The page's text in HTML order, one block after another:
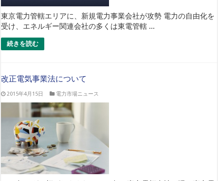
東京電力管轄エリアに、新規電力事業会社が攻勢 電力の自由化を
受け、エネルギー関連会社の多くは東電管轄 ...
続きを読む
改正電気事業法について
2015年4月15日 電力市場ニュース